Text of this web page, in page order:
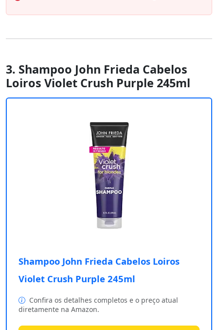
3. Shampoo John Frieda Cabelos
Loiros Violet Crush Purple 245ml
Shampoo John Frieda Cabelos Loiros
Violet Crush Purple 245ml
Confira os detalhes completos e o preço atual
diretamente na Amazon.